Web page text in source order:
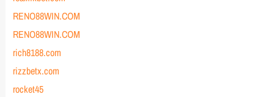
RENO88WIN.COM
RENO88WIN.COM
rich8188.com
rizzbetx.com
rocket45